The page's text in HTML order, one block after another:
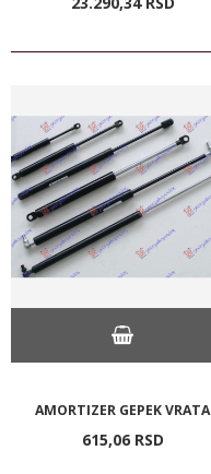
AMORTIZER GEPEK VRATA
615,06 RSD